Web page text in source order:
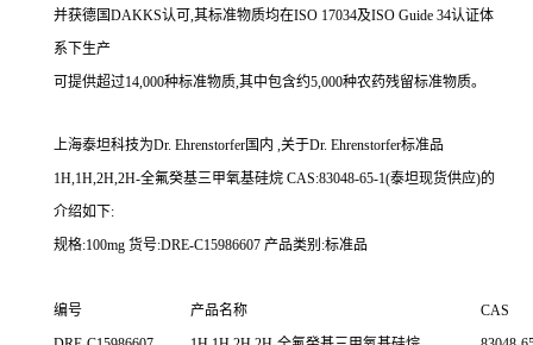
并获德国DAKKS认可,其标准物质均在ISO 17034及ISO Guide 34认证体
系下生产
可提供超过14,000种标准物质,其中包含约5,000种农药残留标准物质。
上海泰坦科技为Dr. Ehrenstorfer国内 ,关于Dr. Ehrenstorfer标准品
1H,1H,2H,2H-全氟癸基三甲氧基硅烷 CAS:83048-65-1(泰坦现货供应)的
介绍如下:
规格:100mg 货号:DRE-C15986607 产品类别:标准品
编号 产品名称
CAS